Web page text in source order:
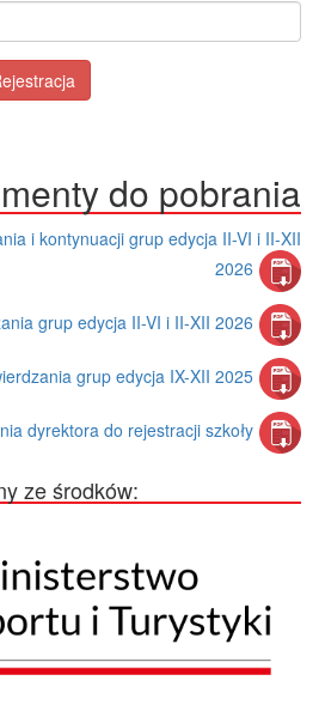
do pobrania
i kontynuacji grup edycja II-VI i II-XII
2026
grup edycja II-VI i II-XII 2026
grup edycja IX-XII 2025
dyrektora do rejestracji szkoły
ze środków: